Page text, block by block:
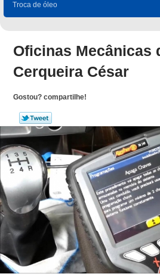
Troca de óleo
Oficinas Mecânicas
Cerqueira César
Gostou? compartilhe!